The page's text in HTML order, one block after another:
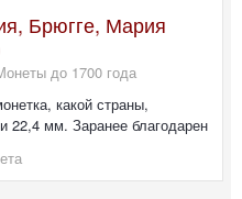
Брюгге, Мария
до 1700 года
какой страны,
22,4 мм. Заранее благодарен